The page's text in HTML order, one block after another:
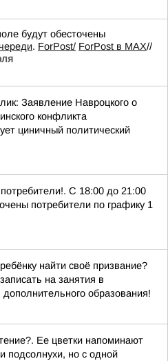
будут обесточены
. ForPost/ ForPost в MAX//
Заявление Навроцкого о
конфликта
циничный политический
С 18:00 до 21:00
потребители по графику 1
найти своё призвание?
на занятия в
образования!
Ее цветки напоминают
подсолнухи, но с одной